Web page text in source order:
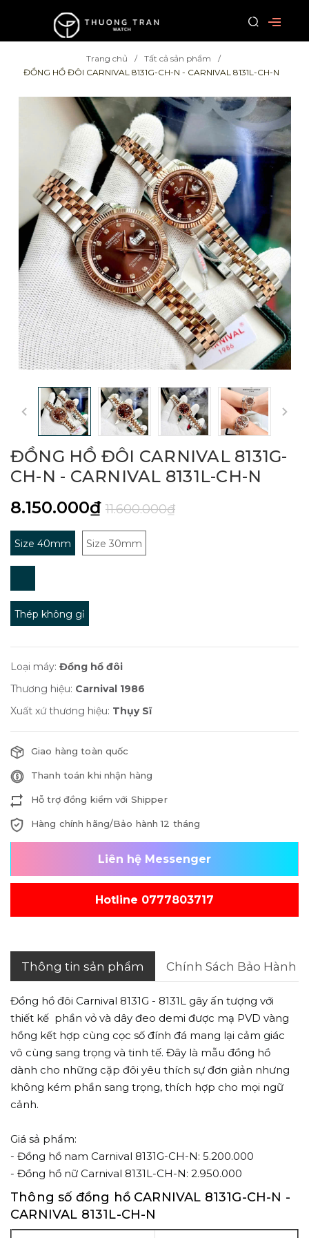
Trang chủ
Tất cả sản phẩm
ĐỒNG HỒ ĐÔI CARNIVAL 8131G-CH-N - CARNIVAL 8131L-CH-N
ĐỒNG HỒ ĐÔI CARNIVAL 8131G-
CH-N - CARNIVAL 8131L-CH-N
8.150.000₫ 11.600.000₫
Size 40mm Size 30mm
Thép không gỉ
Loại máy: Đồng hồ đôi
Thương hiệu: Carnival 1986
Xuất xứ thương hiệu: Thụy Sĩ
Giao hàng toàn quốc
Thanh toán khi nhận hàng
Hỗ trợ đồng kiểm với Shipper
Hàng chính hãng/Bảo hành 12 tháng
Liên hệ Messenger
Hotline 0777803717
Thông tin sản phẩm Chính Sách Bảo Hành
Đồng hồ đôi Carnival 8131G - 8131L gây ấn tượng với
thiết kế phần vỏ và dây đeo demi được mạ PVD vàng
hồng kết hợp cùng cọc số đính đá mang lại cảm giác
vô cùng sang trọng và tinh tế. Đây là mẫu đồng hồ
dành cho những cặp đôi yêu thích sự đơn giản nhưng
không kém phần sang trọng, thích hợp cho mọi ngữ
cảnh.
Giá sả phẩm:
- Đồng hồ nam Carnival 8131G-CH-N: 5.200.000
- Đồng hồ nữ Carnival 8131L-CH-N: 2.950.000
Thông số đồng hồ CARNIVAL 8131G-CH-N -
CARNIVAL 8131L-CH-N